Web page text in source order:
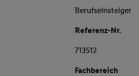
Berufseinsteiger
Referenz-Nr.
713512
Fachbereich